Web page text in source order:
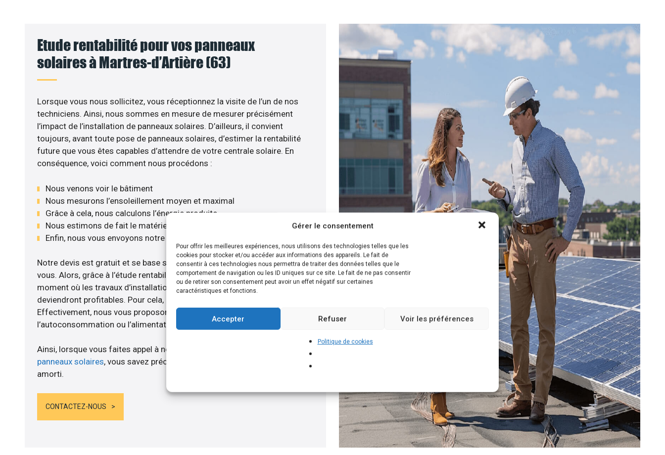
Gérer le consentement
Pour offrir les meilleures expériences, nous utilisons des technologies telles que les
cookies pour stocker et/ou accéder aux informations des appareils. Le fait de
consentir à ces technologies nous permettra de traiter des données telles que le
comportement de navigation ou les ID uniques sur ce site. Le fait de ne pas consentir
ou de retirer son consentement peut avoir un effet négatif sur certaines
caractéristiques et fonctions.
Accepter Refuser Voir les préférences
Politique de cookies
Etude rentabilité pour vos panneaux
solaires à Martres-d’Artière (63)
Lorsque vous nous sollicitez, vous réceptionnez la visite de l’un de nos
techniciens. Ainsi, nous sommes en mesure de mesurer précisément
l’impact de l’installation de panneaux solaires. D’ailleurs, il convient
toujours, avant toute pose de panneaux solaires, d’estimer la rentabilité
future que vous êtes capables d’attendre de votre centrale solaire. En
conséquence, voici comment nous procédons :
Nous venons voir le bâtiment
Nous mesurons l’ensoleillement moyen et maximal
Grâce à cela, nous calculons l’énergie produite
Nous estimons de fait le matériel le plus adéquat
Enfin, nous vous envoyons notre devis gratuitement
Notre devis est gratuit et se base sur la configuration la plus efficace pour
vous. Alors, grâce à l’étude rentabilité menée, nous savons calculer le
moment où les travaux d’installation de panneaux solaire sur votre toit
deviendront profitables. Pour cela, nous disposons de plusieurs solutions.
Effectivement, nous vous proposons un branchement permettant
l’autoconsommation ou l’alimentation de batteries solaires, par exemple.
Ainsi, lorsque vous faites appel à notre compagnie pour installer vos
panneaux solaires, vous savez précisément quand le coût des travaux sera
amorti.
CONTACTEZ-NOUS